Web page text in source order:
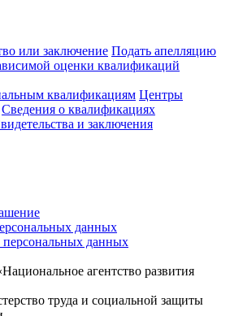
или заключение Подать апелляцию
оценки квалификаций
квалификациям Центры
Сведения о квалификациях
и заключения
данных
персональных данных
агентство развития
труда и социальной защиты